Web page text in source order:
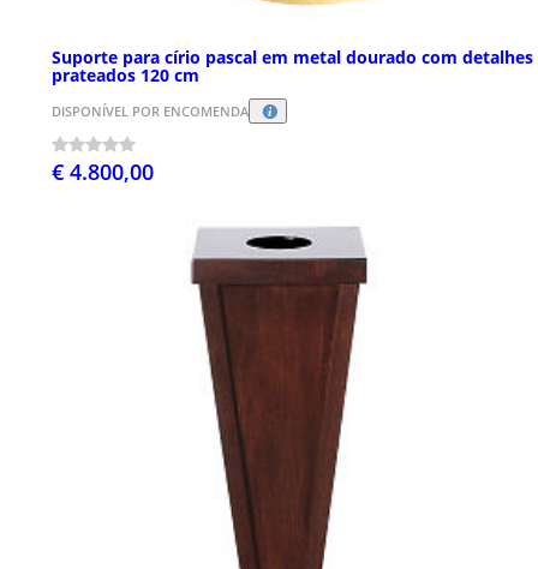
Suporte para círio pascal em metal dourado com detalhes
prateados 120 cm
DISPONÍVEL POR ENCOMENDA
€ 4.800,00